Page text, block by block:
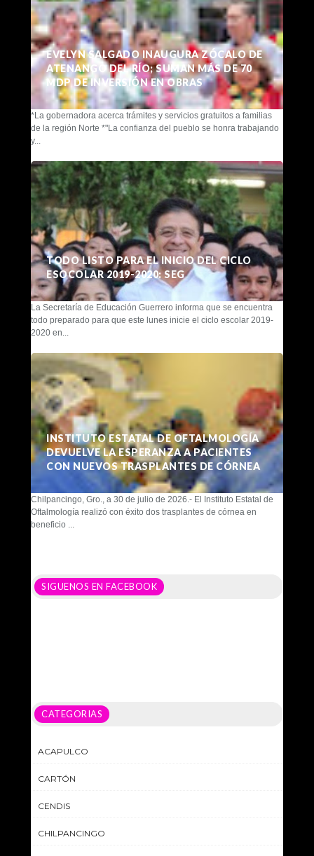
EVELYN SALGADO INAUGURA ZÓCALO DE
ATENANGO DEL RÍO; SUMAN MÁS DE 70
MDP DE INVERSIÓN EN OBRAS
*La gobernadora acerca trámites y servicios gratuitos a familias
de la región Norte *"La confianza del pueblo se honra trabajando
y...
TODO LISTO PARA EL INICIO DEL CICLO
ESOCOLAR 2019-2020: SEG
La Secretaría de Educación Guerrero informa que se encuentra
todo preparado para que este lunes inicie el ciclo escolar 2019-
2020 en...
INSTITUTO ESTATAL DE OFTALMOLOGÍA
DEVUELVE LA ESPERANZA A PACIENTES
CON NUEVOS TRASPLANTES DE CÓRNEA
Chilpancingo, Gro., a 30 de julio de 2026.- El Instituto Estatal de
Oftalmología realizó con éxito dos trasplantes de córnea en
beneficio ...
SIGUENOS EN FACEBOOK
CATEGORIAS
ACAPULCO
CARTÓN
CENDIS
CHILPANCINGO